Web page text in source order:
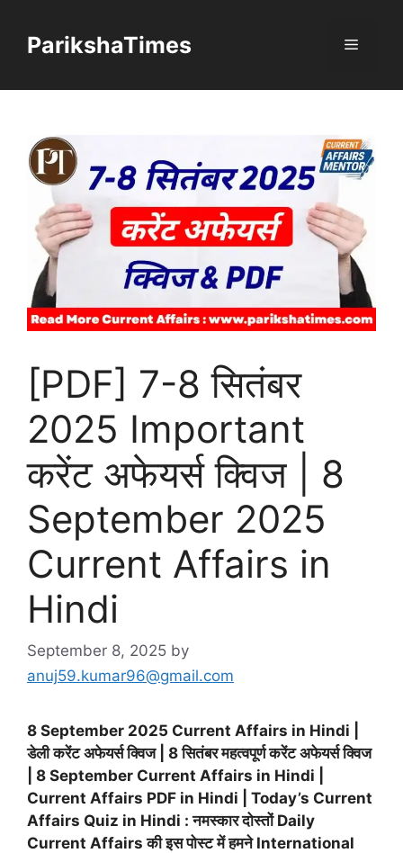
contentParikshaTimes Menu
[PDF] 7-8 सितंबर
2025 Important
करेंट अफेयर्स क्विज | 8
September 2025
Current Affairs in
Hindi
September 8, 2025 by
anuj59.kumar96@gmail.com
8 September 2025 Current Affairs in Hindi |
डेली करेंट अफेयर्स क्विज | 8 सितंबर महत्वपूर्ण करेंट अफेयर्स क्विज
| 8 September Current Affairs in Hindi |
Current Affairs PDF in Hindi | Today’s Current
Affairs Quiz in Hindi : नमस्कार दोस्तों Daily
Current Affairs की इस पोस्ट में हमने International